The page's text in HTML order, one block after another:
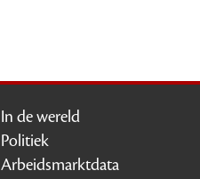
In de wereld
Politiek
Arbeidsmarktdata